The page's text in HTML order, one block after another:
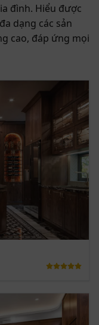
đình. Hiểu được
dạng các sản
cao, đáp ứng mọi